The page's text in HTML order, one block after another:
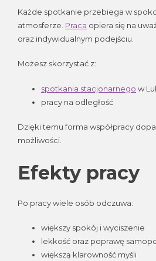
Każde spotkanie przebiega w
atmosferze. Praca opiera się na
oraz indywidualnym podejściu.
Możesz skorzystać z:
spotkania stacjonarnego w
pracy na odległość
Dzięki temu forma współpracy
możliwości.
Efekty pracy
Po pracy wiele osób odczuwa:
większy spokój i wyciszenie
lekkość oraz poprawę
większą klarowność myśli